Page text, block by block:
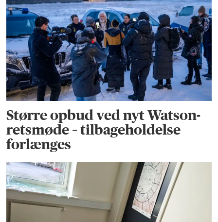
Større opbud ved nyt Watson-
retsmøde – tilbageholdelse
forlænges